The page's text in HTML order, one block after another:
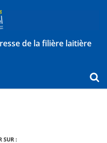
de la filière laitière
SUR :